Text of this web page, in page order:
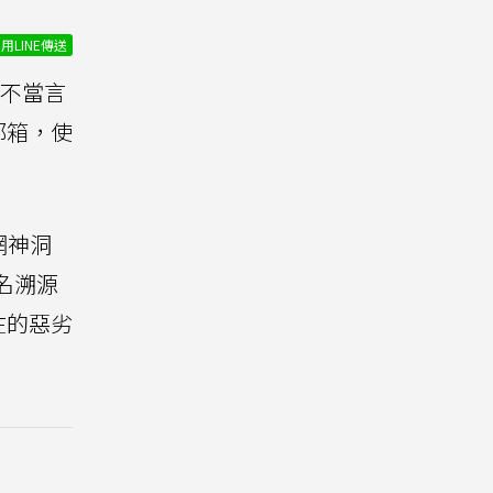
用LINE傳送
當言
，使
洞
溯源
惡劣